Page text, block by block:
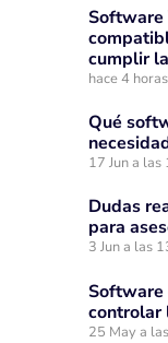
Software
cumplir
hace 4 horas
Qué
17 Jun a las
Dudas
para
3 Jun a las
Software
controlar
25 May a